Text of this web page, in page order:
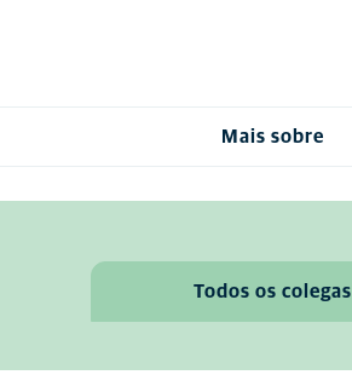
Mais sobre
Todos os colegas